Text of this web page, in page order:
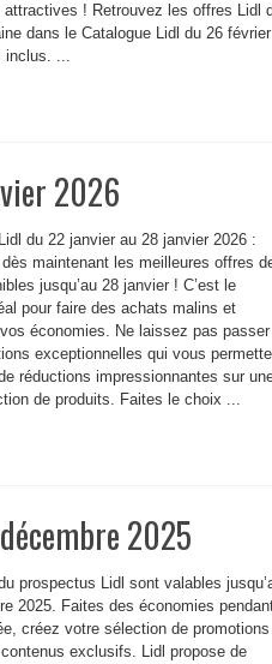
attractives ! Retrouvez les offres Lidl
dans le Catalogue Lidl du 26 février
inclus. ...
2026
du 22 janvier au 28 janvier 2026 :
dès maintenant les meilleures offres
jusqu’au 28 janvier ! C’est le
pour faire des achats malins et
économies. Ne laissez pas passer
exceptionnelles qui vous
réductions impressionnantes sur
de produits. Faites le choix ...
2025
prospectus Lidl sont valables
2025. Faites des économies
créez votre sélection de
exclusifs. Lidl propose de